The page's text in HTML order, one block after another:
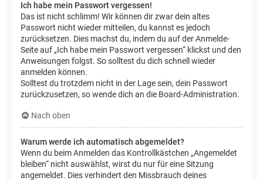
Ich habe mein Passwort vergessen!
Das ist nicht schlimm! Wir können dir zwar dein altes
Passwort nicht wieder mitteilen, du kannst es jedoch
zurücksetzen. Dies machst du, indem du auf der Anmelde-
Seite auf „Ich habe mein Passwort vergessen“ klickst und den
Anweisungen folgst. So solltest du dich schnell wieder
anmelden können.
Solltest du trotzdem nicht in der Lage sein, dein Passwort
zurückzusetzen, so wende dich an die Board-Administration.
Nach oben
Warum werde ich automatisch abgemeldet?
Wenn du beim Anmelden das Kontrollkästchen „Angemeldet
bleiben“ nicht auswählst, wirst du nur für eine Sitzung
angemeldet. Dies verhindert den Missbrauch deines